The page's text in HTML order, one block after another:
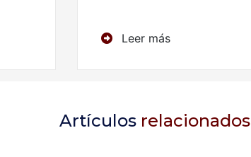
Leer más
Artículos relacionados